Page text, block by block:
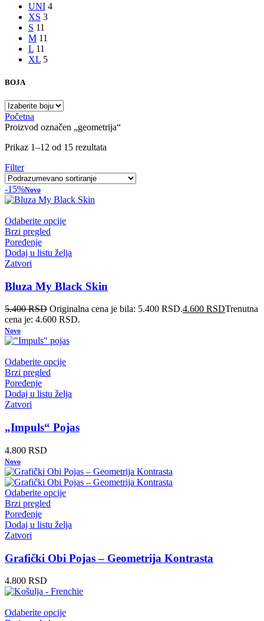
UNI 4
XS 3
S 11
M 11
L 11
XL 5
BOJA
Početna
Proizvod označen „geometrija“
Prikaz 1–12 od 15 rezultata
Filter
-15%Novo
Odaberite opcije
Brzi pregled
Poređenje
Dodaj u listu želja
Zatvori
Bluza My Black Skin
5.400RSD Originalna cena je bila: 5.400 RSD.4.600 RSDTrenutna
cena je: 4.600 RSD.
Novo
Odaberite opcije
Brzi pregled
Poređenje
Dodaj u listu želja
Zatvori
„Impuls“ Pojas
4.800 RSD
Novo
Odaberite opcije
Brzi pregled
Poređenje
Dodaj u listu želja
Zatvori
Grafički Obi Pojas – Geometrija Kontrasta
4.800 RSD
Odaberite opcije